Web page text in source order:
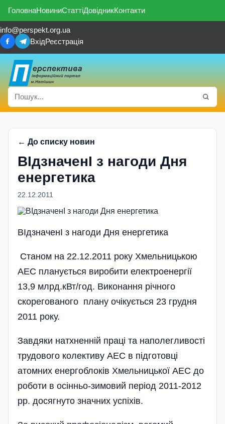
ГоловнаНовиниСтаттіДовідникКонтакти
info@perspekt.org.ua
ВхідРеєстрація
← До списку новин
ВIдзначенI з нагоди Дня
енергетика
22.12.2011
ВIдзначенI з нагоди Дня енергетика
Станом на 22.12.2011 року Хмельницькою
АЕС планується виробити електроенергії
13,9 млрд.кВт/год. Виконання річного
скорегованого плану очікується 23 грудня
2011 року.
Завдяки натхненній праці та наполегливості
трудового колективу АЕС в підготовці
атомних енергоблоків Хмельницької АЕС до
роботи в осінньо-зимовий період 2011-2012
рр. досягнуто значних успіхів.